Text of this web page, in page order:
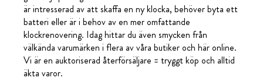
är intresserad av att skaffa en ny klocka, behöver byta ett
batteri eller är i behov av en mer omfattande
klockrenovering. Idag hittar du även smycken från
välkända varumärken i flera av våra butiker och här online.
Vi är en auktoriserad återförsäljare = tryggt köp och alltid
äkta varor.